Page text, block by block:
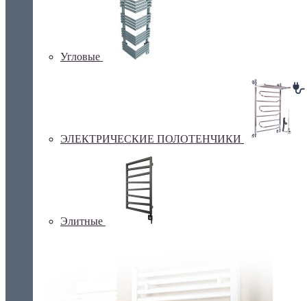
Угловые
ЭЛЕКТРИЧЕСКИЕ ПОЛОТЕНЧИКИ
Элитные